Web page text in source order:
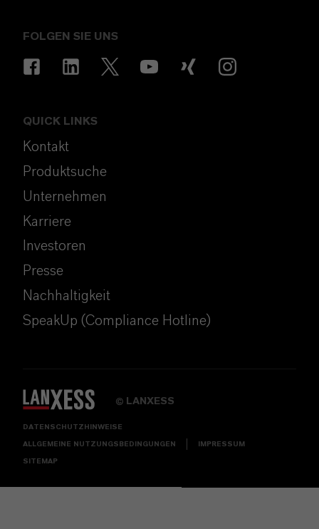
FOLGEN SIE UNS
QUICK LINKS
Kontakt
Produktsuche
Unternehmen
Karriere
Investoren
Presse
Nachhaltigkeit
SpeakUp (Compliance Hotline)
© LANXESS
DATENSCHUTZHINWEISE
ALLGEMEINE NUTZUNGSBEDINGUNGEN IMPRESSUM
SITEMAP